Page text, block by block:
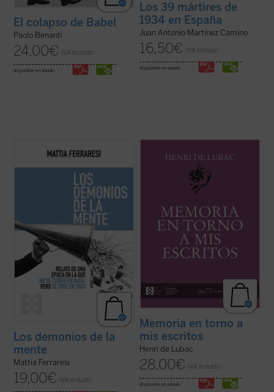
El colapso de Babel
Paolo Benanti
24,00€ IVA incluido
disponible en ebook:
Los 39 mártires de
1934 en España
Juan Antonio Martínez Camino
16,50€ IVA incluido
disponible en ebook:
sociales como fábricas de certezas
Kennedy o los hombres murciélago en la
Luna, Ferraresi nos enfrenta con humor y
lucidez al caos de un mundo en el que ya no
Los demonios de la
mente
Mattia Ferraresi
19,00€ IVA incluido
primeros veinte años yMemoria en torno a
. Ambas Memorias nos
permiten conocer la vida y la obra de Henri
de Lubac desde su nacimiento en 1896
hasta el final de su período militar ...
Memoria en torno a
mis escritos
Henri de Lubac
28,00€ IVA incluido
disponible en ebook: